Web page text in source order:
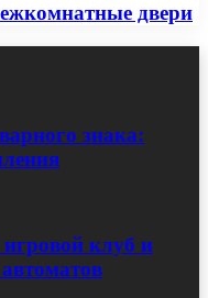
двери
знака:
клуб и